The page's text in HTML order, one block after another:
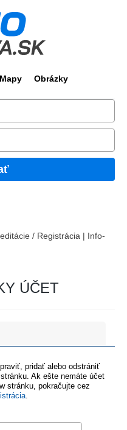
Mapy Obrázky
/ Registrácia | Info-
ÚČET
pridať alebo odstrániť
Ak ešte nemáte účet
stránku, pokračujte cez
.